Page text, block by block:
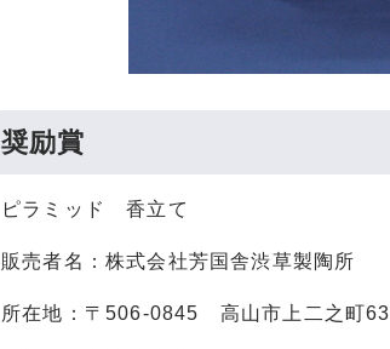
奨励賞
ピラミッド 香立て
販売者名：株式会社芳国舎渋草製陶所
所在地：〒506-0845 高山市上二之町63